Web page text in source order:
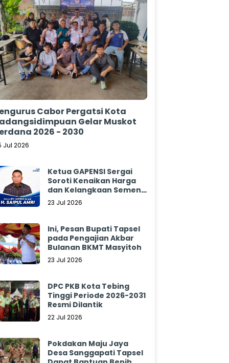
Cabor Pergatsi Kota
Gelar Muskot
2026 - 2030
Jul 2026
Ketua GAPENSI Sergai
Soroti Kenaikan Harga
dan Kelangkaan Semen,
Minta Pemerintah
23 Jul 2026
Ini, Pesan Bupati Tapsel
pada Pengajian Akbar
Bulanan BKMT Masyitoh
23 Jul 2026
DPC PKB Kota Tebing
Tinggi Periode 2026-2031
Resmi Dilantik
22 Jul 2026
Pokdakan Maju Jaya
Desa Sanggapati Tapsel